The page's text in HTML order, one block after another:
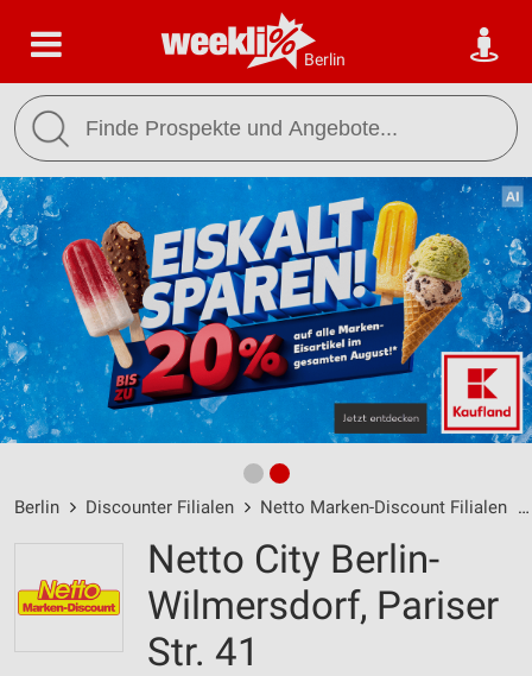
Berlin
Berlin Discounter Filialen Netto Marken-Discount Filialen
Netto City Berlin-
Wilmersdorf, Pariser
Str. 41